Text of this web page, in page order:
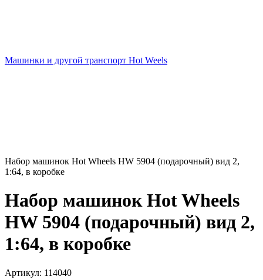
Машинки и другой транспорт Hot Weels
Набор машинок Hot Wheels HW 5904 (подарочный) вид 2,
1:64, в коробке
Набор машинок Hot Wheels
HW 5904 (подарочный) вид 2,
1:64, в коробке
Артикул: 114040